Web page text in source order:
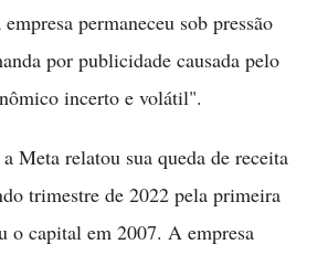
permaneceu sob pressão
por publicidade causada pelo
incerto e volátil".
Meta relatou sua queda de receita
trimestre de 2022 pela primeira
o capital em 2007. A empresa